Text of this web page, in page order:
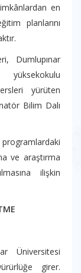
en
planlarını
Dumlupınar
yürüten
Bilim Dalı
ve araştırma
ilişkin
Üniversitesi
girer.